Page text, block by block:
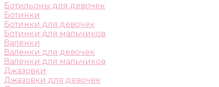
Ботильоны для девочек
Ботинки
Ботинки для девочек
Ботинки для мальчиков
Валенки
Валенки для девочек
Валенки для мальчиков
Джазовки
Джазовки для девочек